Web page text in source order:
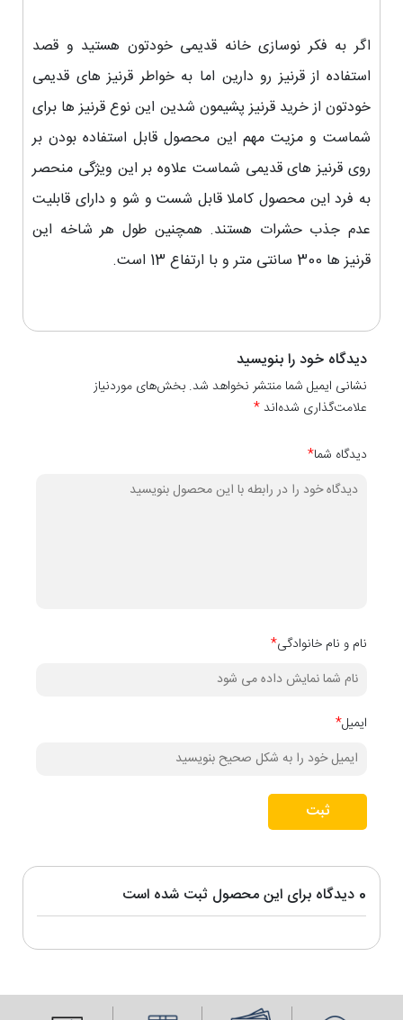
اگر به فکر نوسازی خانه قدیمی خودتون هستید و قصد
استفاده از قرنیز رو دارین اما به خواطر قرنیز های قدیمی
خودتون از خرید قرنیز پشیمون شدین این نوع قرنیز ها برای
شماست و مزیت مهم این محصول قابل استفاده بودن بر
روی قرنیز های قدیمی شماست علاوه بر این ویژگی منحصر
به فرد این محصول کاملا قابل شست و شو و دارای قابلیت
عدم جذب حشرات هستند. همچنین طول هر شاخه این
قرنیز ها 300 سانتی متر و با ارتفاع 13 است.
0 دیدگاه برای این محصول ثبت شده است
دیدگاه خود را بنویسید
نشانی ایمیل شما منتشر نخواهد شد. بخش‌های موردنیاز
علامت‌گذاری شده‌اند*
دیدگاه شما*
نام و نام خانوادگی*
ایمیل*
ثبت